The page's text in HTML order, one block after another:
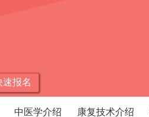
速报名
中医学介绍 康复技术介绍